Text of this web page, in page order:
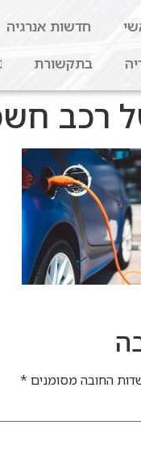
חדשות אנרגיה
בתקשורת
רכב
החובה מסומנים *